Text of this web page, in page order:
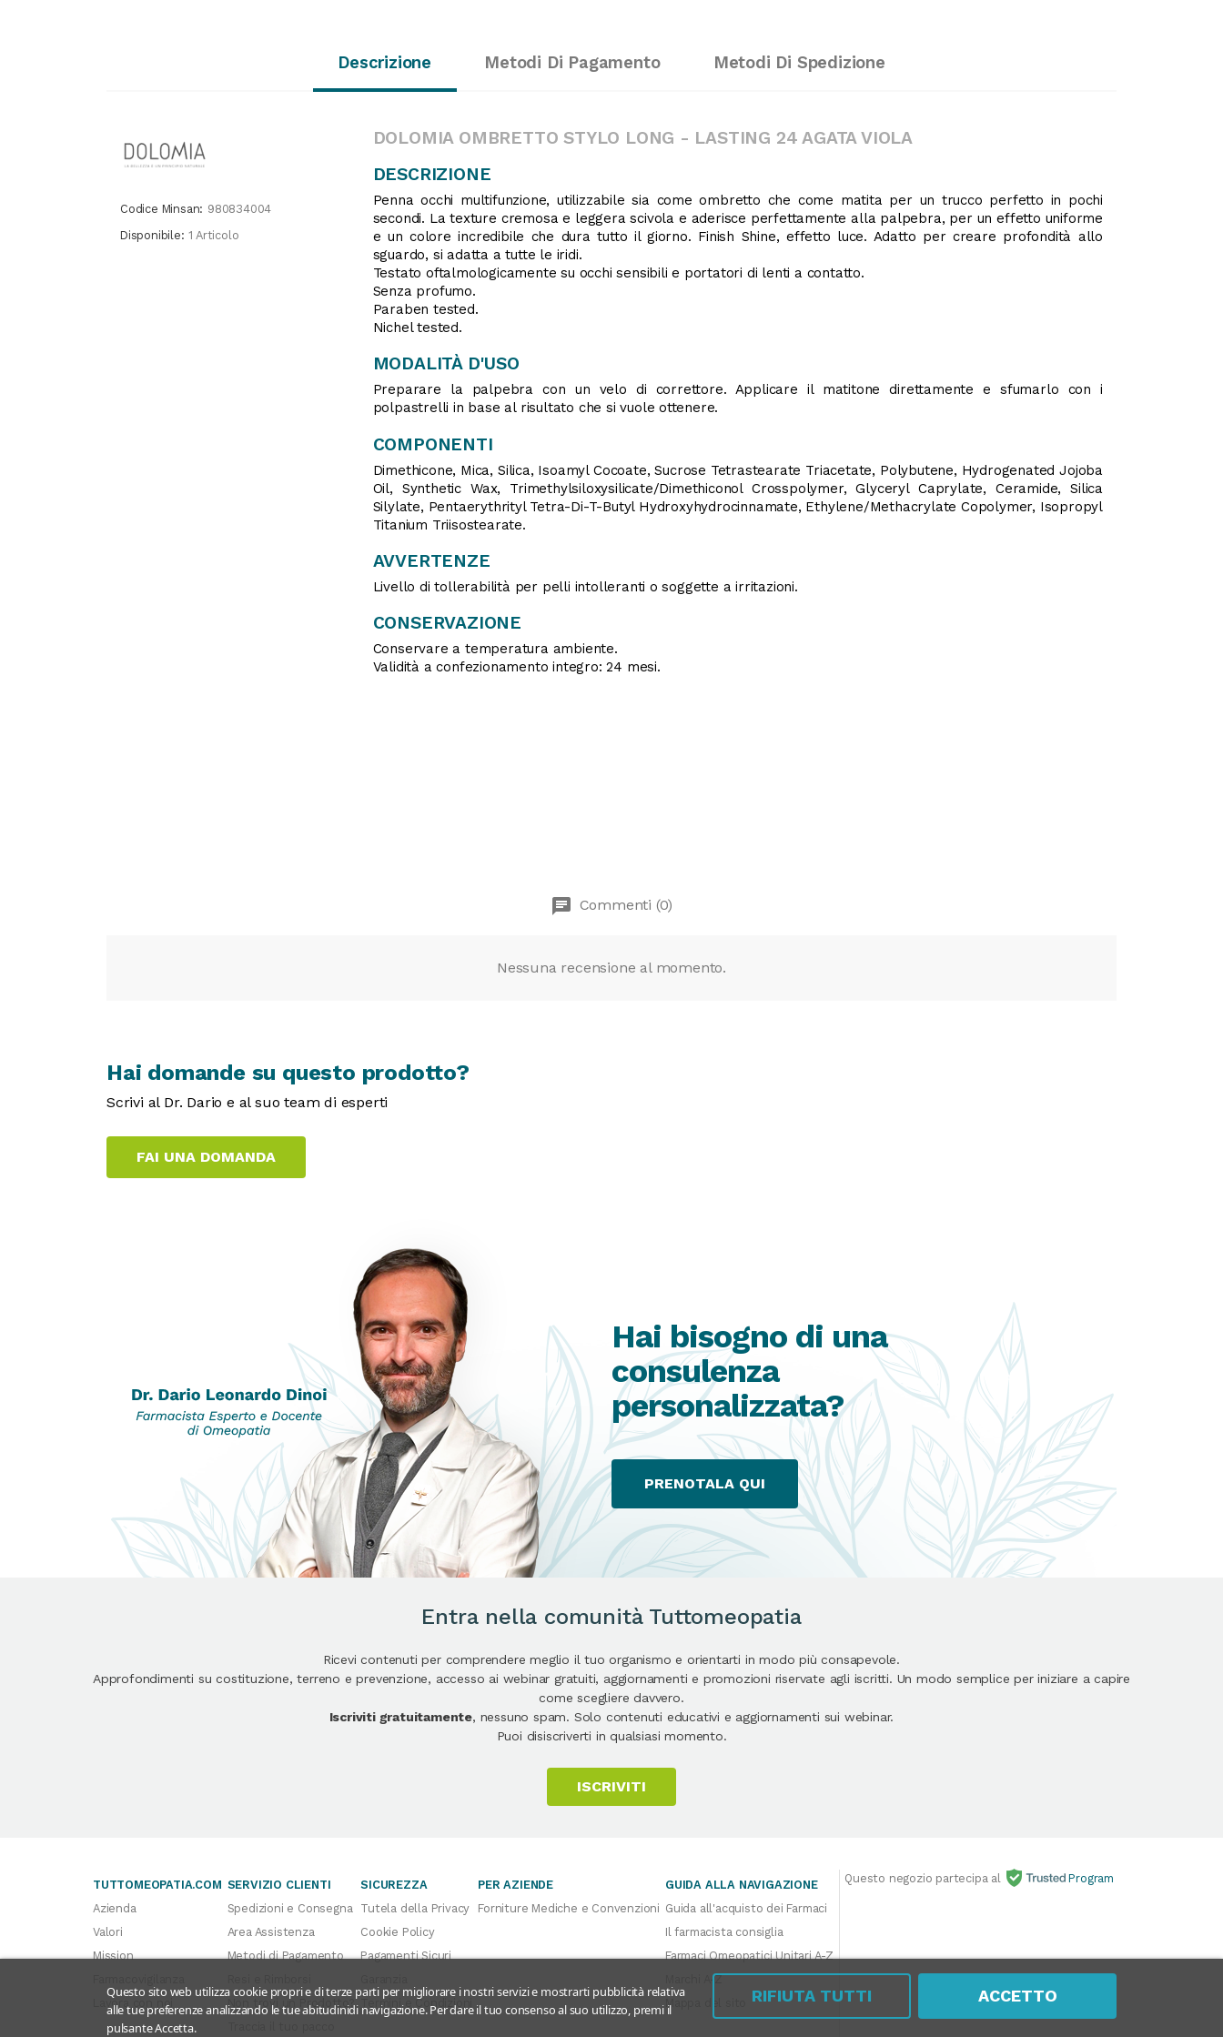
Descrizione Metodi Di Pagamento Metodi Di Spedizione
Codice Minsan: 980834004
Disponibile: 1 Articolo
DOLOMIA OMBRETTO STYLO LONG - LASTING 24 AGATA VIOLA
DESCRIZIONE
Penna occhi multifunzione, utilizzabile sia come ombretto che come matita per un trucco perfetto in pochi
secondi. La texture cremosa e leggera scivola e aderisce perfettamente alla palpebra, per un effetto uniforme
e un colore incredibile che dura tutto il giorno. Finish Shine, effetto luce. Adatto per creare profondità allo
sguardo, si adatta a tutte le iridi.
Testato oftalmologicamente su occhi sensibili e portatori di lenti a contatto.
Senza profumo.
Paraben tested.
Nichel tested.
MODALITÀ D'USO
Preparare la palpebra con un velo di correttore. Applicare il matitone direttamente e sfumarlo con i
polpastrelli in base al risultato che si vuole ottenere.
COMPONENTI
Dimethicone, Mica, Silica, Isoamyl Cocoate, Sucrose Tetrastearate Triacetate, Polybutene, Hydrogenated Jojoba
Oil, Synthetic Wax, Trimethylsiloxysilicate/Dimethiconol Crosspolymer, Glyceryl Caprylate, Ceramide, Silica
Silylate, Pentaerythrityl Tetra-Di-T-Butyl Hydroxyhydrocinnamate, Ethylene/Methacrylate Copolymer, Isopropyl
Titanium Triisostearate.
AVVERTENZE
Livello di tollerabilità per pelli intolleranti o soggette a irritazioni.
CONSERVAZIONE
Conservare a temperatura ambiente.
Validità a confezionamento integro: 24 mesi.
chat Commenti (0)
Nessuna recensione al momento.
Hai domande su questo prodotto?
Scrivi al Dr. Dario e al suo team di esperti
Hai bisogno di una
consulenza
personalizzata?
PRENOTALA QUI
Entra nella comunità Tuttomeopatia
Ricevi contenuti per comprendere meglio il tuo organismo e orientarti in modo più consapevole.
Approfondimenti su costituzione, terreno e prevenzione, accesso ai webinar gratuiti, aggiornamenti e promozioni riservate agli iscritti. Un modo semplice per iniziare a capire
come scegliere davvero.
Iscriviti gratuitamente, nessuno spam. Solo contenuti educativi e aggiornamenti sui webinar.
Puoi disiscriverti in qualsiasi momento.
ISCRIVITI
TUTTOMEOPATIA.COM
Azienda
Valori
Mission
Lavora con noi
SERVIZIO CLIENTI
Spedizioni e Consegna
Area Assistenza
Metodi di Pagamento
Non trovi un Prodotto?
SICUREZZA
Tutela della Privacy
Cookie Policy
Pagamenti Sicuri
Termini e Condizioni
PER AZIENDE
Forniture Mediche e Convenzioni
GUIDA ALLA NAVIGAZIONE
Guida all'acquisto dei Farmaci
Il farmacista consiglia
Farmaci Omeopatici Unitari A-Z
Marchi A-Z
Mappa del sito
Questo negozio partecipa al Program
Questo sito web utilizza cookie propri e di terze parti per migliorare i nostri servizi e mostrarti pubblicità relativa
alle tue preferenze analizzando le tue abitudinidi navigazione. Per dare il tuo consenso al suo utilizzo, premi il
pulsante Accetta.
RIFIUTA TUTTI ACCETTO